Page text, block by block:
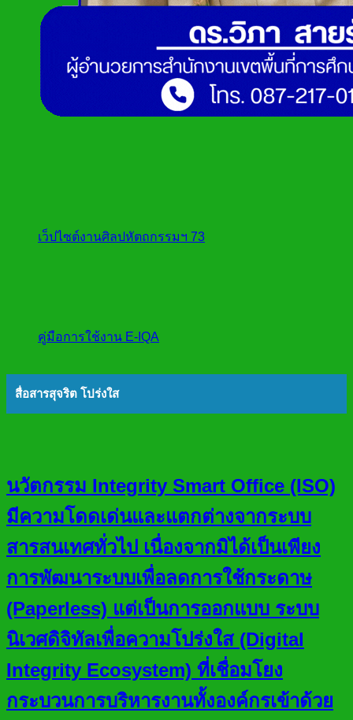
เว็ปไซต์งานศิลปหัตถกรรมฯ 73
คู่มือการใช้งาน E-IQA
สื่อสารสุจริต โปร่งใส
นวัตกรรม Integrity Smart Office (ISO)
มีความโดดเด่นและแตกต่างจากระบบ
สารสนเทศทั่วไป เนื่องจากมิได้เป็นเพียง
การพัฒนาระบบเพื่อลดการใช้กระดาษ
(Paperless) แต่เป็นการออกแบบ ระบบ
นิเวศดิจิทัลเพื่อความโปร่งใส (Digital
Integrity Ecosystem) ที่เชื่อมโยง
กระบวนการบริหารงานทั้งองค์กรเข้าด้วย